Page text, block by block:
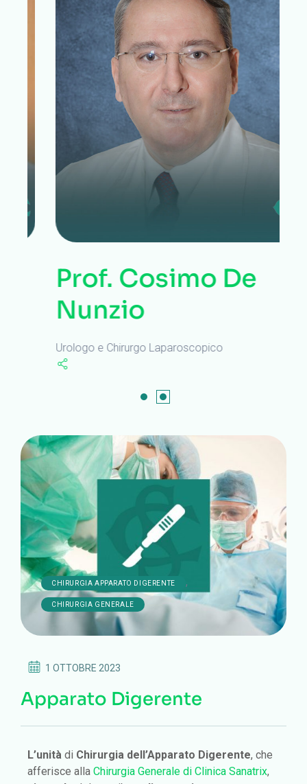
Prof. Cosimo De
Nunzio
Urologo e Chirurgo Laparoscopico
CHIRURGIA APPARATO DIGERENTE ,
CHIRURGIA GENERALE
1 OTTOBRE 2023
Apparato Digerente
L’unità di Chirurgia dell’Apparato Digerente, che
afferisce alla Chirurgia Generale di Clinica Sanatrix,